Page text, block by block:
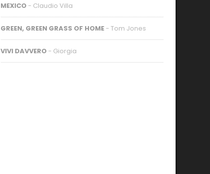
MEXICO - Claudio Villa
GREEN, GREEN GRASS OF HOME - Tom Jones
VIVI DAVVERO - Giorgia